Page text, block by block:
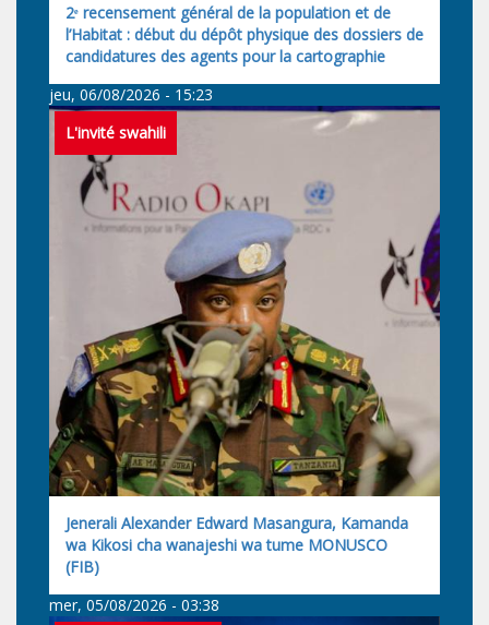
2ᵉ recensement général de la population et de
l’Habitat : début du dépôt physique des dossiers de
candidatures des agents pour la cartographie
jeu, 06/08/2026 - 15:23
Jenerali Alexander Edward Masangura, Kamanda
wa Kikosi cha wanajeshi wa tume MONUSCO
(FIB)
mer, 05/08/2026 - 03:38
L'invité swahili